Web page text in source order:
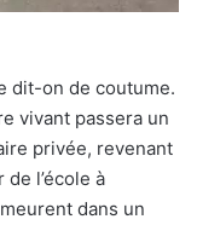
dit-on de coutume.
vivant passera un
privée, revenant
l’école à
dans un